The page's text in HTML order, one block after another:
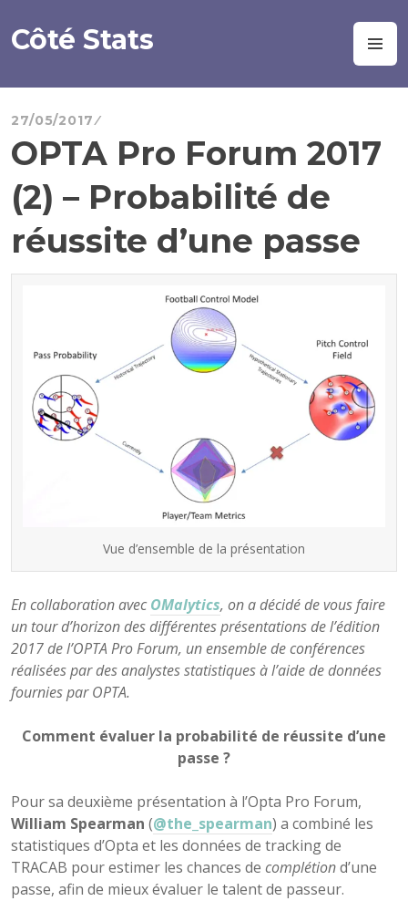
au
contenu
Côté Stats
27/05/2017
OPTA Pro Forum 2017
(2) – Probabilité de
réussite d’une passe
Vue d’ensemble de la présentation
En collaboration avecOMalytics, on a décidé de vous faire
un tour d’horizon des différentes présentations de l’édition
2017 de l’OPTA Pro Forum, un ensemble de conférences
réalisées par des analystes statistiques à l’aide de données
fournies par OPTA.
Comment évaluer la probabilité de réussite d’une
passe ?
Pour sa deuxième présentation à l’Opta Pro Forum,
William Spearman (@the_spearman) a combiné les
statistiques d’Opta et les données de tracking de
TRACAB pour estimer les chances de complétiond’une
passe, afin de mieux évaluer le talent de passeur.